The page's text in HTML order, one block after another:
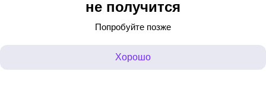
не получится
Попробуйте позже
Хорошо